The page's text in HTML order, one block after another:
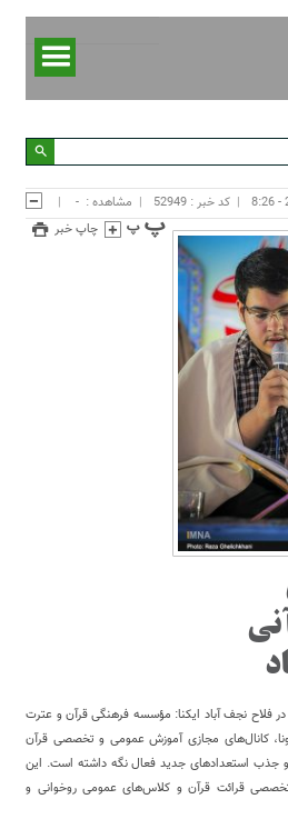
کد خبر : 52949 مشاهده : -
چاپ خبر
فلاح نجف آباد ایکنا: مؤسسه فرهنگی قرآن و عترت
کانال‌های مجازی آموزش عمومی و تخصصی قرآن
و جذب استعدادهای جدید فعال نگه داشته است. این
تخصصی قرائت قرآن و کلاس‌های عمومی روخوانی و